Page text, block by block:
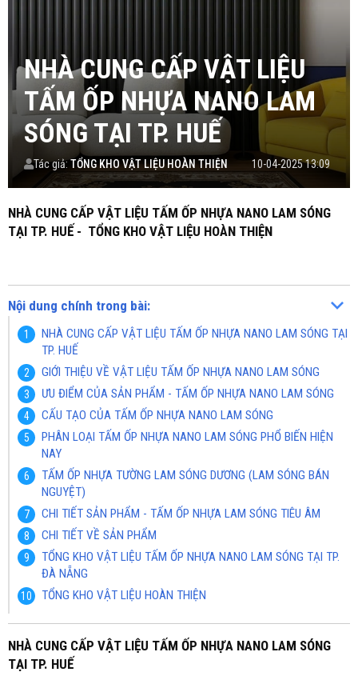
NHÀ CUNG CẤP VẬT LIỆU
TẤM ỐP NHỰA NANO LAM
SÓNG TẠI TP. HUẾ
Tác giả:TỔNG KHO VẬT LIỆU HOÀN THIỆN 10-04-2025 13:09
NHÀ CUNG CẤP VẬT LIỆU TẤM ỐP NHỰA NANO LAM SÓNG
TẠI TP. HUẾ - TỔNG KHO VẬT LIỆU HOÀN THIỆN
Nội dung chính trong bài:
NHÀ CUNG CẤP VẬT LIỆU TẤM ỐP NHỰA NANO LAM SÓNG TẠI
TP. HUẾ
GIỚI THIỆU VỀ VẬT LIỆU TẤM ỐP NHỰA NANO LAM SÓNG
ƯU ĐIỂM CỦA SẢN PHẨM - TẤM ỐP NHỰA NANO LAM SÓNG
CẤU TẠO CỦA TẤM ỐP NHỰA NANO LAM SÓNG
PHÂN LOẠI TẤM ỐP NHỰA NANO LAM SÓNG PHỔ BIẾN HIỆN
NAY
TẤM ỐP NHỰA TƯỜNG LAM SÓNG DƯƠNG (LAM SÓNG BÁN
NGUYỆT)
CHI TIẾT SẢN PHẨM - TẤM ỐP NHỰA LAM SÓNG TIÊU ÂM
CHI TIẾT VỀ SẢN PHẨM
TỔNG KHO VẬT LIỆU TẤM ỐP NHỰA NANO LAM SÓNG TẠI TP.
ĐÀ NẴNG
TỔNG KHO VẬT LIỆU HOÀN THIỆN
NHÀ CUNG CẤP VẬT LIỆU TẤM ỐP NHỰA NANO LAM SÓNG
TẠI TP. HUẾ